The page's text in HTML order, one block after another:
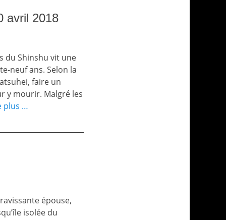
avril 2018
du Shinshu vit une
neuf ans. Selon la
faire un
y mourir. Malgré les
plus …
épouse,
isolée du